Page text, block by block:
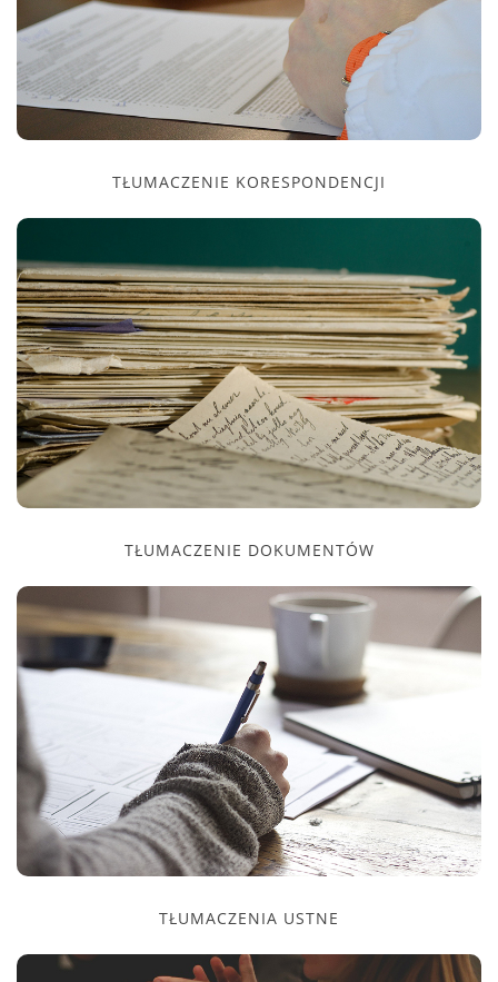
TŁUMACZENIE KORESPONDENCJI
TŁUMACZENIE DOKUMENTÓW
TŁUMACZENIA USTNE